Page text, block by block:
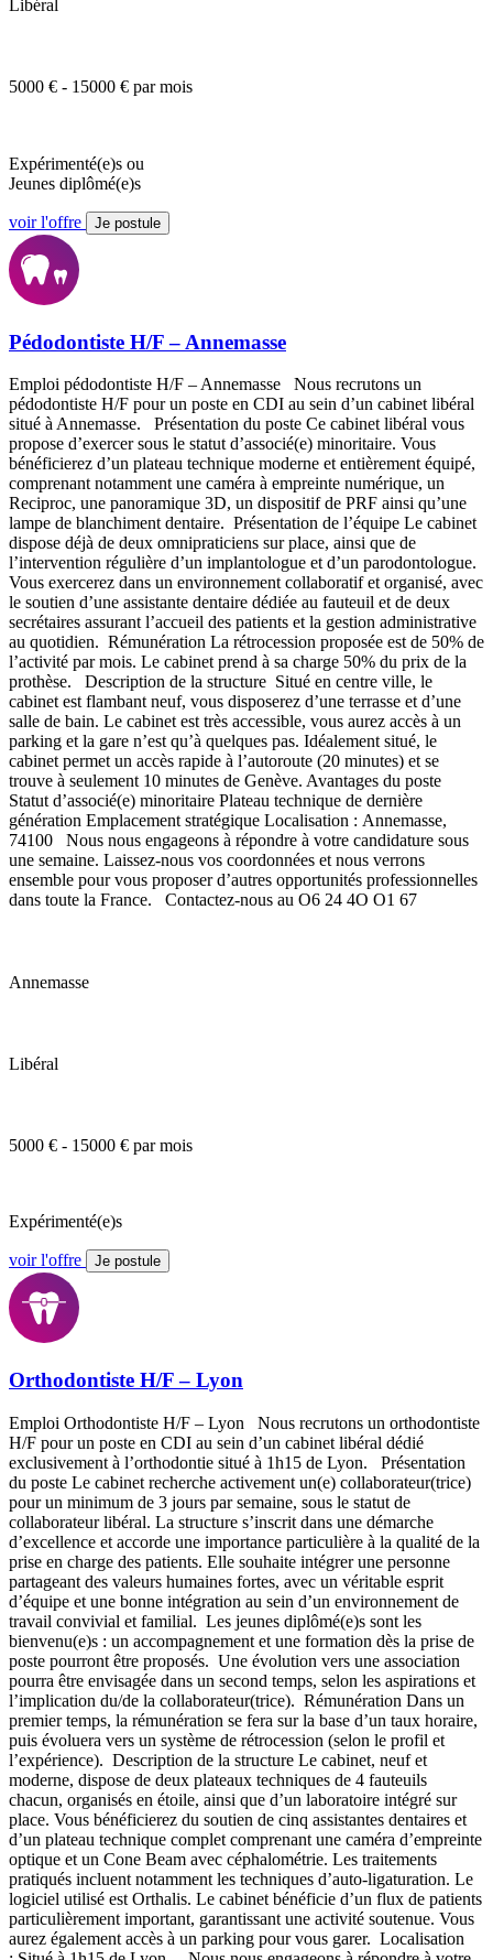
Libéral
5000 € - 15000 € par mois
Expérimenté(e)s ou
Jeunes diplômé(e)s
voir l'offre Je postule
Pédodontiste H/F – Annemasse
Emploi pédodontiste H/F – Annemasse Nous recrutons un
pédodontiste H/F pour un poste en CDI au sein d’un cabinet libéral
situé à Annemasse. Présentation du poste Ce cabinet libéral vous
propose d’exercer sous le statut d’associé(e) minoritaire. Vous
bénéficierez d’un plateau technique moderne et entièrement équipé,
comprenant notamment une caméra à empreinte numérique, un
Reciproc, une panoramique 3D, un dispositif de PRF ainsi qu’une
lampe de blanchiment dentaire. Présentation de l’équipe Le cabinet
dispose déjà de deux omnipraticiens sur place, ainsi que de
l’intervention régulière d’un implantologue et d’un parodontologue.
Vous exercerez dans un environnement collaboratif et organisé, avec
le soutien d’une assistante dentaire dédiée au fauteuil et de deux
secrétaires assurant l’accueil des patients et la gestion administrative
au quotidien. Rémunération La rétrocession proposée est de 50% de
l’activité par mois. Le cabinet prend à sa charge 50% du prix de la
prothèse. Description de la structure Situé en centre ville, le
cabinet est flambant neuf, vous disposerez d’une terrasse et d’une
salle de bain. Le cabinet est très accessible, vous aurez accès à un
parking et la gare n’est qu’à quelques pas. Idéalement situé, le
cabinet permet un accès rapide à l’autoroute (20 minutes) et se
trouve à seulement 10 minutes de Genève. Avantages du poste
Statut d’associé(e) minoritaire Plateau technique de dernière
génération Emplacement stratégique Localisation : Annemasse,
74100 Nous nous engageons à répondre à votre candidature sous
une semaine. Laissez-nous vos coordonnées et nous verrons
ensemble pour vous proposer d’autres opportunités professionnelles
dans toute la France. Contactez-nous au O6 24 4O O1 67
Annemasse
Libéral
5000 € - 15000 € par mois
Expérimenté(e)s
voir l'offre Je postule
Orthodontiste H/F – Lyon
Emploi Orthodontiste H/F – Lyon Nous recrutons un orthodontiste
H/F pour un poste en CDI au sein d’un cabinet libéral dédié
exclusivement à l’orthodontie situé à 1h15 de Lyon. Présentation
du poste Le cabinet recherche activement un(e) collaborateur(trice)
pour un minimum de 3 jours par semaine, sous le statut de
collaborateur libéral. La structure s’inscrit dans une démarche
d’excellence et accorde une importance particulière à la qualité de la
prise en charge des patients. Elle souhaite intégrer une personne
partageant des valeurs humaines fortes, avec un véritable esprit
d’équipe et une bonne intégration au sein d’un environnement de
travail convivial et familial. Les jeunes diplômé(e)s sont les
bienvenu(e)s : un accompagnement et une formation dès la prise de
poste pourront être proposés. Une évolution vers une association
pourra être envisagée dans un second temps, selon les aspirations et
l’implication du/de la collaborateur(trice). Rémunération Dans un
premier temps, la rémunération se fera sur la base d’un taux horaire,
puis évoluera vers un système de rétrocession (selon le profil et
l’expérience). Description de la structure Le cabinet, neuf et
moderne, dispose de deux plateaux techniques de 4 fauteuils
chacun, organisés en étoile, ainsi que d’un laboratoire intégré sur
place. Vous bénéficierez du soutien de cinq assistantes dentaires et
d’un plateau technique complet comprenant une caméra d’empreinte
optique et un Cone Beam avec céphalométrie. Les traitements
pratiqués incluent notamment les techniques d’auto-ligaturation. Le
logiciel utilisé est Orthalis. Le cabinet bénéficie d’un flux de patients
particulièrement important, garantissant une activité soutenue. Vous
aurez également accès à un parking pour vous garer. Localisation